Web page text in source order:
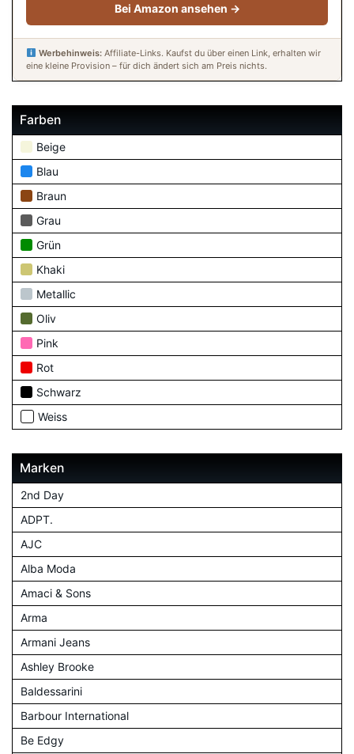
Bei Amazon ansehen →
Werbehinweis:Affiliate-Links. Kaufst du über einen Link, erhalten wir
eine kleine Provision – für dich ändert sich am Preis nichts.
Farben
Beige
Blau
Braun
Grau
Grün
Khaki
Metallic
Oliv
Pink
Rot
Schwarz
Weiss
Marken
2nd Day
ADPT.
AJC
Alba Moda
Amaci & Sons
Arma
Armani Jeans
Ashley Brooke
Baldessarini
Barbour International
Be Edgy